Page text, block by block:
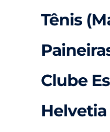
Tênis
Clube
Helvetia